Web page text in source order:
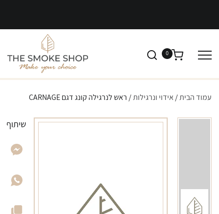
0
עמוד הבית/ אידוי ונרגילות/ ראש לנרגילה קונג דגם CARNAGE
שיתוף